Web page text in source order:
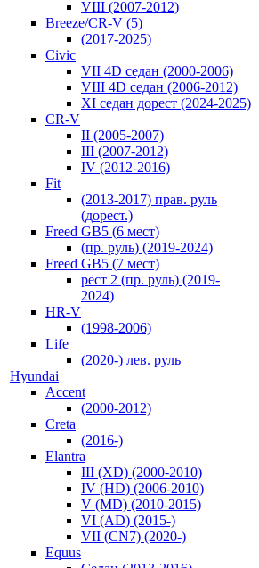
VIII (2007-2012)
Breeze/CR-V (5)
(2017-2025)
Civic
VII 4D седан (2000-2006)
VIII 4D седан (2006-2012)
XI седан дорест (2024-2025)
CR-V
II (2005-2007)
III (2007-2012)
IV (2012-2016)
Fit
(2013-2017) прав. руль
(дорест.)
Freed GB5 (6 мест)
(пр. руль) (2019-2024)
Freed GB5 (7 мест)
рест 2 (пр. руль) (2019-
2024)
HR-V
(1998-2006)
Life
(2020-) лев. руль
Hyundai
Accent
(2000-2012)
Creta
(2016-)
Elantra
III (XD) (2000-2010)
IV (HD) (2006-2010)
V (MD) (2010-2015)
VI (AD) (2015-)
VII (CN7) (2020-)
Equus